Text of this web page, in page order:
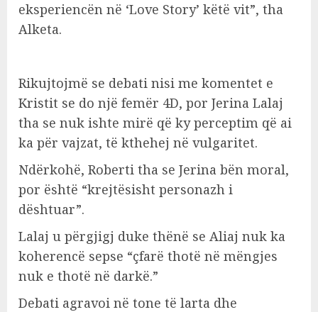
eksperiencën në ‘Love Story’ këtë vit”, tha
Alketa.
Rikujtojmë se debati nisi me komentet e
Kristit se do një femër 4D, por Jerina Lalaj
tha se nuk ishte mirë që ky perceptim që ai
ka për vajzat, të kthehej në vulgaritet.
Ndërkohë, Roberti tha se Jerina bën moral,
por është “krejtësisht personazh i
dështuar”.
Lalaj u përgjigj duke thënë se Aliaj nuk ka
koherencë sepse “çfarë thotë në mëngjes
nuk e thotë në darkë.”
Debati agravoi në tone të larta dhe